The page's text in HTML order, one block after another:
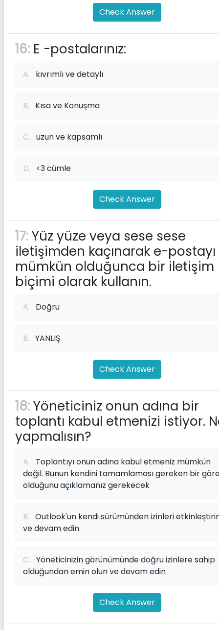
Check Answer
16: E -postalarınız:
A. kıvrımlı ve detaylı
B. Kısa ve Konuşma
C. uzun ve kapsamlı
D. <3 cümle
Check Answer
17:Yüz yüze veya sese sese
iletişimden kaçınarak e-postayı
mümkün olduğunca bir iletişim
biçimi olarak kullanın.
A. Doğru
B. YANLIŞ
Check Answer
18:Yöneticiniz onun adına bir
toplantı kabul etmenizi istiyor.
yapmalısın?
A. Toplantıyı onun adına kabul etmeniz mümkün
değil. Bunun kendini tamamlaması gereken bir
olduğunu açıklamanız gerekecek
B. Outlook'un kendi sürümünden izinleri
ve devam edin
C. Yöneticinizin görünümünde doğru izinlere sahip
olduğundan emin olun ve devam edin
Check Answer